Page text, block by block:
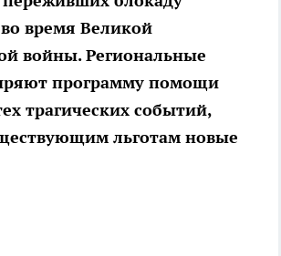
время Великой
войны. Региональные
программу помощи
трагических событий,
льготам новые